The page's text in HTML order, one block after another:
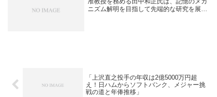
ニズム解明を目指して先端的な研究を展開
「上沢直之投手の年収は2億5000万円超
え！日ハムからソフトバンク、メジャー挑
戦の道と年俸推移」